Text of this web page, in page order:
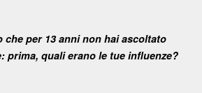
per 13 anni non hai ascoltato
prima, quali erano le tue influenze?